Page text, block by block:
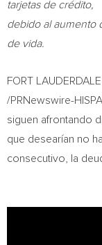
tarjetas de crédito,
debido al aumento
de vida.
FORT
/PRNewswire-
siguen afrontando
que desearían no
consecutivo, la